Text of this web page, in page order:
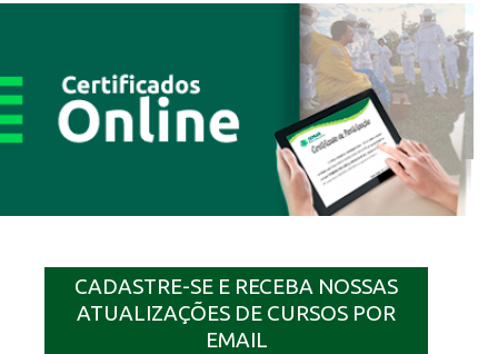
CADASTRE-SE E RECEBA NOSSAS
ATUALIZAÇÕES DE CURSOS POR
EMAIL